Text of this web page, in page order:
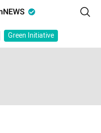
Green Initiative